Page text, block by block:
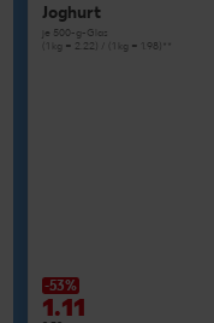
Joghurt
je 500-g-Glas
(1 kg = 2.22) / (1 kg = 1.98)**
-53%
1.11